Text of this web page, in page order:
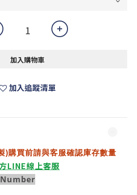
加入購物車
加入追蹤清單
)購買前請與客服確認庫存數量
LINE線上客服